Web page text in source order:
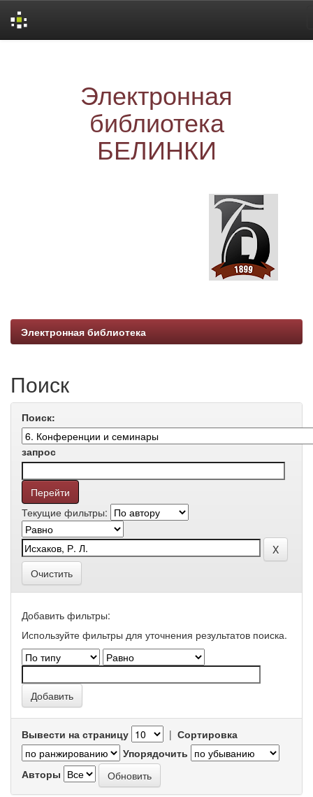
Электронная
библиотека
БЕЛИНКИ
Электронная библиотека
Поиск
Поиск:
запрос
Текущие фильтры:
Очистить
Добавить фильтры:
Используйте фильтры для уточнения результатов поиска.
Вывести на страницу | Сортировка
Упорядочить
Авторы